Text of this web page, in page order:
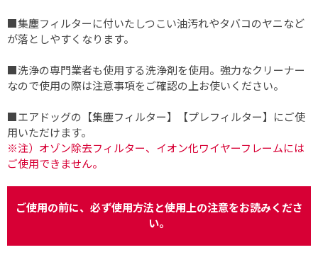
■集塵フィルターに付いたしつこい油汚れやタバコのヤニなど
が落としやすくなります。
■洗浄の専門業者も使用する洗浄剤を使用。強力なクリーナー
なので使用の際は注意事項をご確認の上お使いください。
■エアドッグの【集塵フィルター】【プレフィルター】にご使
用いただけます。
※注）オゾン除去フィルター、イオン化ワイヤーフレームには
ご使用できません。
ご使用の前に、必ず使用方法と使用上の注意をお読みくださ
い。